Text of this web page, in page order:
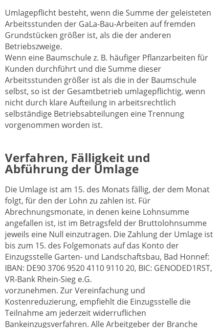
Umlagepflicht besteht, wenn die Summe der geleisteten
Arbeitsstunden der GaLa-Bau-Arbeiten auf fremden
Grundstücken größer ist, als die der anderen
Betriebszweige.
Wenn eine Baumschule z. B. häufiger Pflanzarbeiten für
Kunden durchführt und die Summe dieser
Arbeitsstunden größer ist als die in der Baumschule
selbst, so ist der Gesamtbetrieb umlagepflichtig, wenn
nicht durch klare Aufteilung in arbeitsrechtlich
selbständige Betriebsabteilungen eine Trennung
vorgenommen worden ist.
Verfahren, Fälligkeit und
Abführung der Umlage
Die Umlage ist am 15. des Monats fällig, der dem Monat
folgt, für den der Lohn zu zahlen ist. Für
Abrechnungsmonate, in denen keine Lohnsumme
angefallen ist, ist im Betragsfeld der Bruttolohnsumme
jeweils eine Null einzutragen. Die Zahlung der Umlage ist
bis zum 15. des Folgemonats auf das Konto der
Einzugsstelle Garten- und Landschaftsbau, Bad Honnef:
IBAN: DE90 3706 9520 4110 9110 20, BIC: GENODED1RST,
VR-Bank Rhein-Sieg e.G.
vorzunehmen. Zur Vereinfachung und
Kostenreduzierung, empfiehlt die Einzugsstelle die
Teilnahme am jederzeit widerruflichen
Bankeinzugsverfahren. Alle Arbeitgeber der Branche